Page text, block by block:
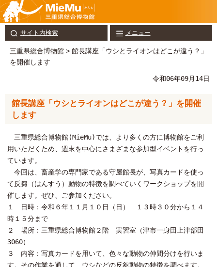
サイト内検索 メニュー
三重県総合博物館 > 館長講座「ウシとライオンはどこが違う？」
を開催します
令和06年09月14日
館長講座「ウシとライオンはどこが違う？」を開催
します
三重県総合博物館(MieMu)では、より多くの方に博物館をご利
用いただくため、週末を中心にさまざまな参加型イベントを行っ
ています。
今回は、畜産学の専門家である守屋館長が、写真カードを使っ
て反芻（はんすう）動物の特徴を調べていくワークショップを開
催します。ぜひ、ご参加ください。
１ 日時：令和６年１１月１０日（日） １３時３０分から１４
時１５分まで
２ 場所：三重県総合博物館２階 実習室（津市一身田上津部田
3060）
３ 内容：写真カードを用いて、色々な動物の仲間分けを行いま
す。その作業を通して、ウシなどの反芻動物の特徴を調べます。